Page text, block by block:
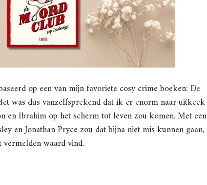
op een van mijn favoriete cosy crime boeken:De
was dus vanzelfsprekend dat ik er enorm naar uitkeek
en Ibrahim op het scherm tot leven zou komen. Met een
en Jonathan Pryce zou dat bijna niet mis kunnen gaan,
waard vind.